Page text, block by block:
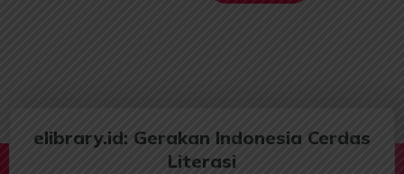
elibrary.id: Gerakan Indonesia Cerdas
Literasi